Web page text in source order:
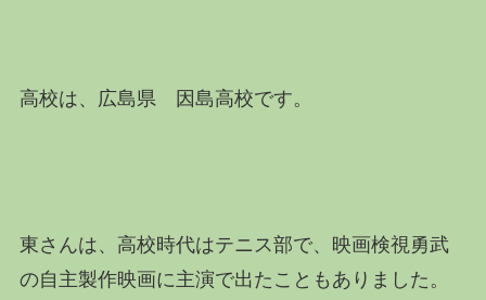
高校は、広島県 因島高校です。
東さんは、高校時代はテニス部で、映画検視勇武
の自主製作映画に主演で出たこともありました。